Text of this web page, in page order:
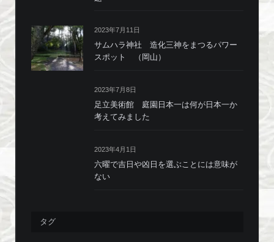
2023年7月11日
サムハラ神社 造化三神をまつるパワー
スポット （岡山）
2023年7月8日
足立美術館 庭園日本一は何が日本一か
考えてみました
2023年4月1日
六曜で吉日や凶日を選ぶことには意味が
ない
タグ